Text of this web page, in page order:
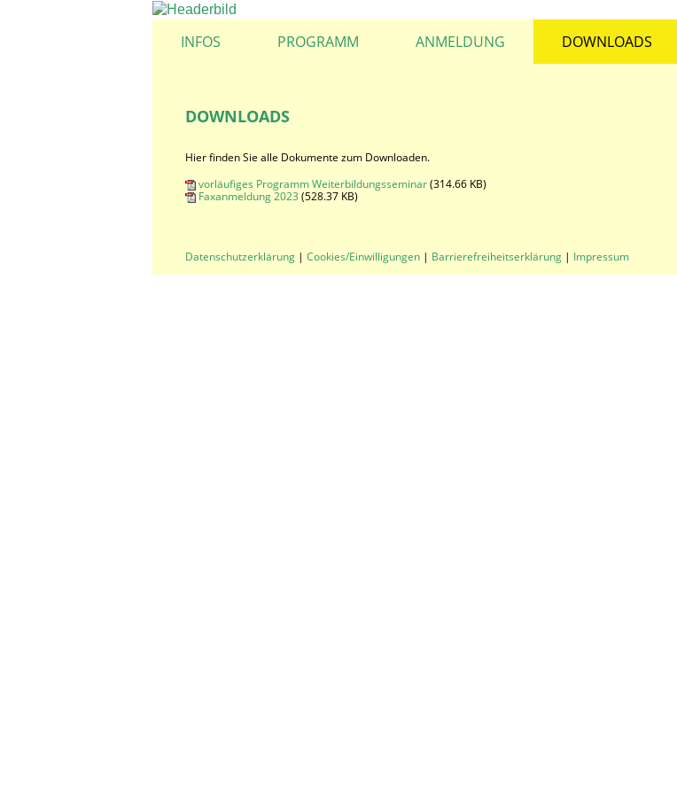
INFOS PROGRAMM ANMELDUNG DOWNLOADS
DOWNLOADS
Hier finden Sie alle Dokumente zum Downloaden.
vorläufiges Programm Weiterbildungsseminar(314.66 KB)
Faxanmeldung 2023 (528.37 KB)
Datenschutzerklärung | Cookies/Einwilligungen | Barrierefreiheitserklärung | Impressum